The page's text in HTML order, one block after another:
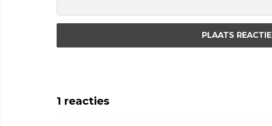
PLAATS REACTIE
1 reacties